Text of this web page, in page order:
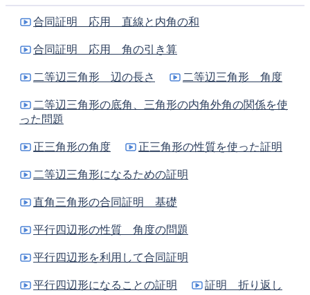
合同証明 応用 直線と内角の和
合同証明 応用 角の引き算
二等辺三角形 辺の長さ 二等辺三角形 角度
二等辺三角形の底角、三角形の内角外角の関係を使
った問題
正三角形の角度 正三角形の性質を使った証明
二等辺三角形になるための証明
直角三角形の合同証明 基礎
平行四辺形の性質 角度の問題
平行四辺形を利用して合同証明
平行四辺形になることの証明 証明 折り返し